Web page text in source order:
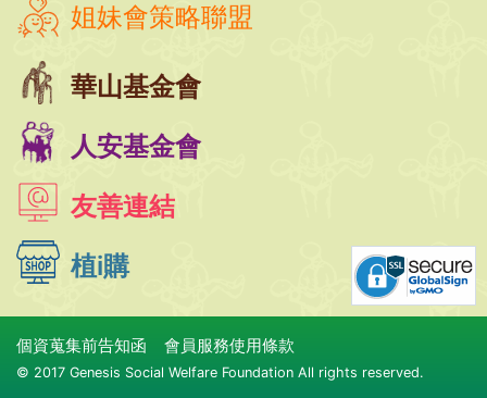
姐妹會策略聯盟
華山基金會
人安基金會
友善連結
植i購
個資蒐集前告知函 會員服務使用條款
© 2017 Genesis Social Welfare Foundation All rights reserved.